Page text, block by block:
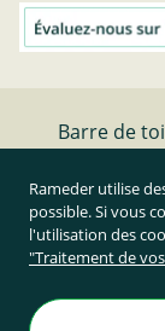
Barre de
Rameder utilise
possible. Si vous
l'utilisation des
"Traitement de